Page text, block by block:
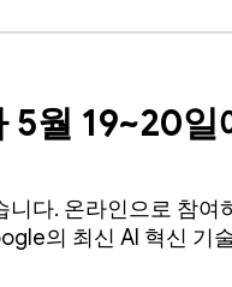
월 19~20일
다. 온라인으로 참
의 최신 AI 혁신 기